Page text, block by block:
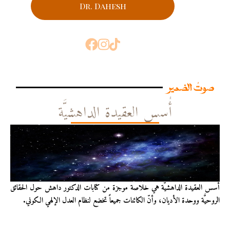
Dr. Dahesh
صوتُ الضمير
أُسس العقيدة الداهشيَّة
أُسس العقيدة الداهشيّة هي خلاصة موجزة من كتابات الدكتور داهش حول الحقائق
الروحيَّة ووحدة الأديان، وأنّ الكائنات جميعاً تخضع لنظام العدل الإلهي الكوني.